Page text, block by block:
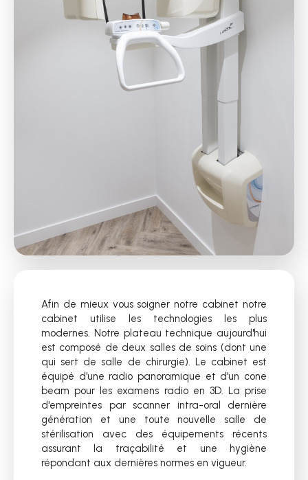
Afin de mieux vous soigner notre cabinet notre
cabinet utilise les technologies les plus
modernes. Notre plateau technique aujourd'hui
est composé de deux salles de soins (dont une
qui sert de salle de chirurgie). Le cabinet est
équipé d'une radio panoramique et d'un cone
beam pour les examens radio en 3D. La prise
d'empreintes par scanner intra-oral dernière
génération et une toute nouvelle salle de
stérilisation avec des équipements récents
assurant la traçabilité et une hygiène
répondant aux dernières normes en vigueur.